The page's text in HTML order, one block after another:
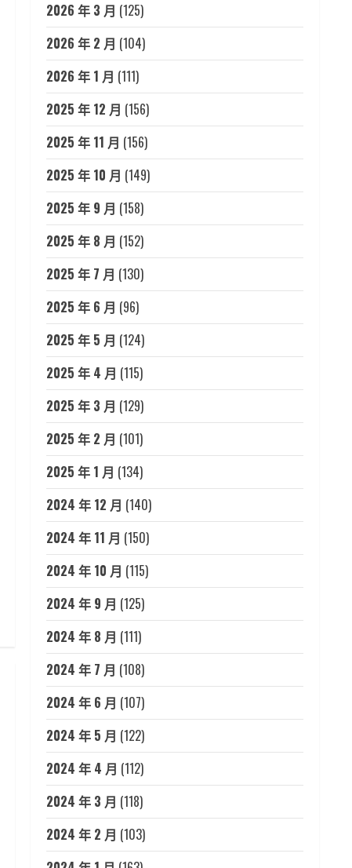
2026 年 3 月 (125)
2026 年 2 月 (104)
2026 年 1 月 (111)
2025 年 12 月 (156)
2025 年 11 月 (156)
2025 年 10 月 (149)
2025 年 9 月 (158)
2025 年 8 月 (152)
2025 年 7 月 (130)
2025 年 6 月 (96)
2025 年 5 月 (124)
2025 年 4 月 (115)
2025 年 3 月 (129)
2025 年 2 月 (101)
2025 年 1 月 (134)
2024 年 12 月 (140)
2024 年 11 月 (150)
2024 年 10 月 (115)
2024 年 9 月 (125)
2024 年 8 月 (111)
2024 年 7 月 (108)
2024 年 6 月 (107)
2024 年 5 月 (122)
2024 年 4 月 (112)
2024 年 3 月 (118)
2024 年 2 月 (103)